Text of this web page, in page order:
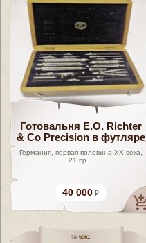
Готовальня E.O. Richter
& Co Precision в футляре
Германия, первая половина XX века,
21 пр...
40 000
6961